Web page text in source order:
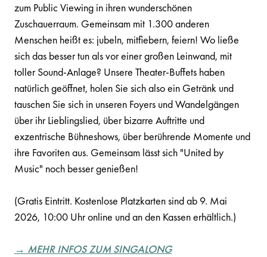
zum Public Viewing in ihren wunderschönen
Zuschauerraum. Gemeinsam mit 1.300 anderen
Menschen heißt es: jubeln, mitfiebern, feiern! Wo ließe
sich das besser tun als vor einer großen Leinwand, mit
toller Sound-Anlage? Unsere Theater-Buffets haben
natürlich geöffnet, holen Sie sich also ein Getränk und
tauschen Sie sich in unseren Foyers und Wandelgängen
über ihr Lieblingslied, über bizarre Auftritte und
exzentrische Bühneshows, über berührende Momente und
ihre Favoriten aus. Gemeinsam lässt sich "United by
Music" noch besser genießen!
(Gratis Eintritt. Kostenlose Platzkarten sind ab 9. Mai
2026, 10:00 Uhr online und an den Kassen erhältlich.)
→ MEHR INFOS ZUM SINGALONG